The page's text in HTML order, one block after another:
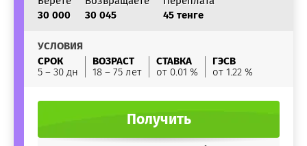
30 000
30 045
45 тенге
УСЛОВИЯ
СРОК
5 – 30 дн
ВОЗРАСТ
18 – 75 лет
СТАВКА
от 0.01 %
ГЭСВ
от 1.22 %
Получить